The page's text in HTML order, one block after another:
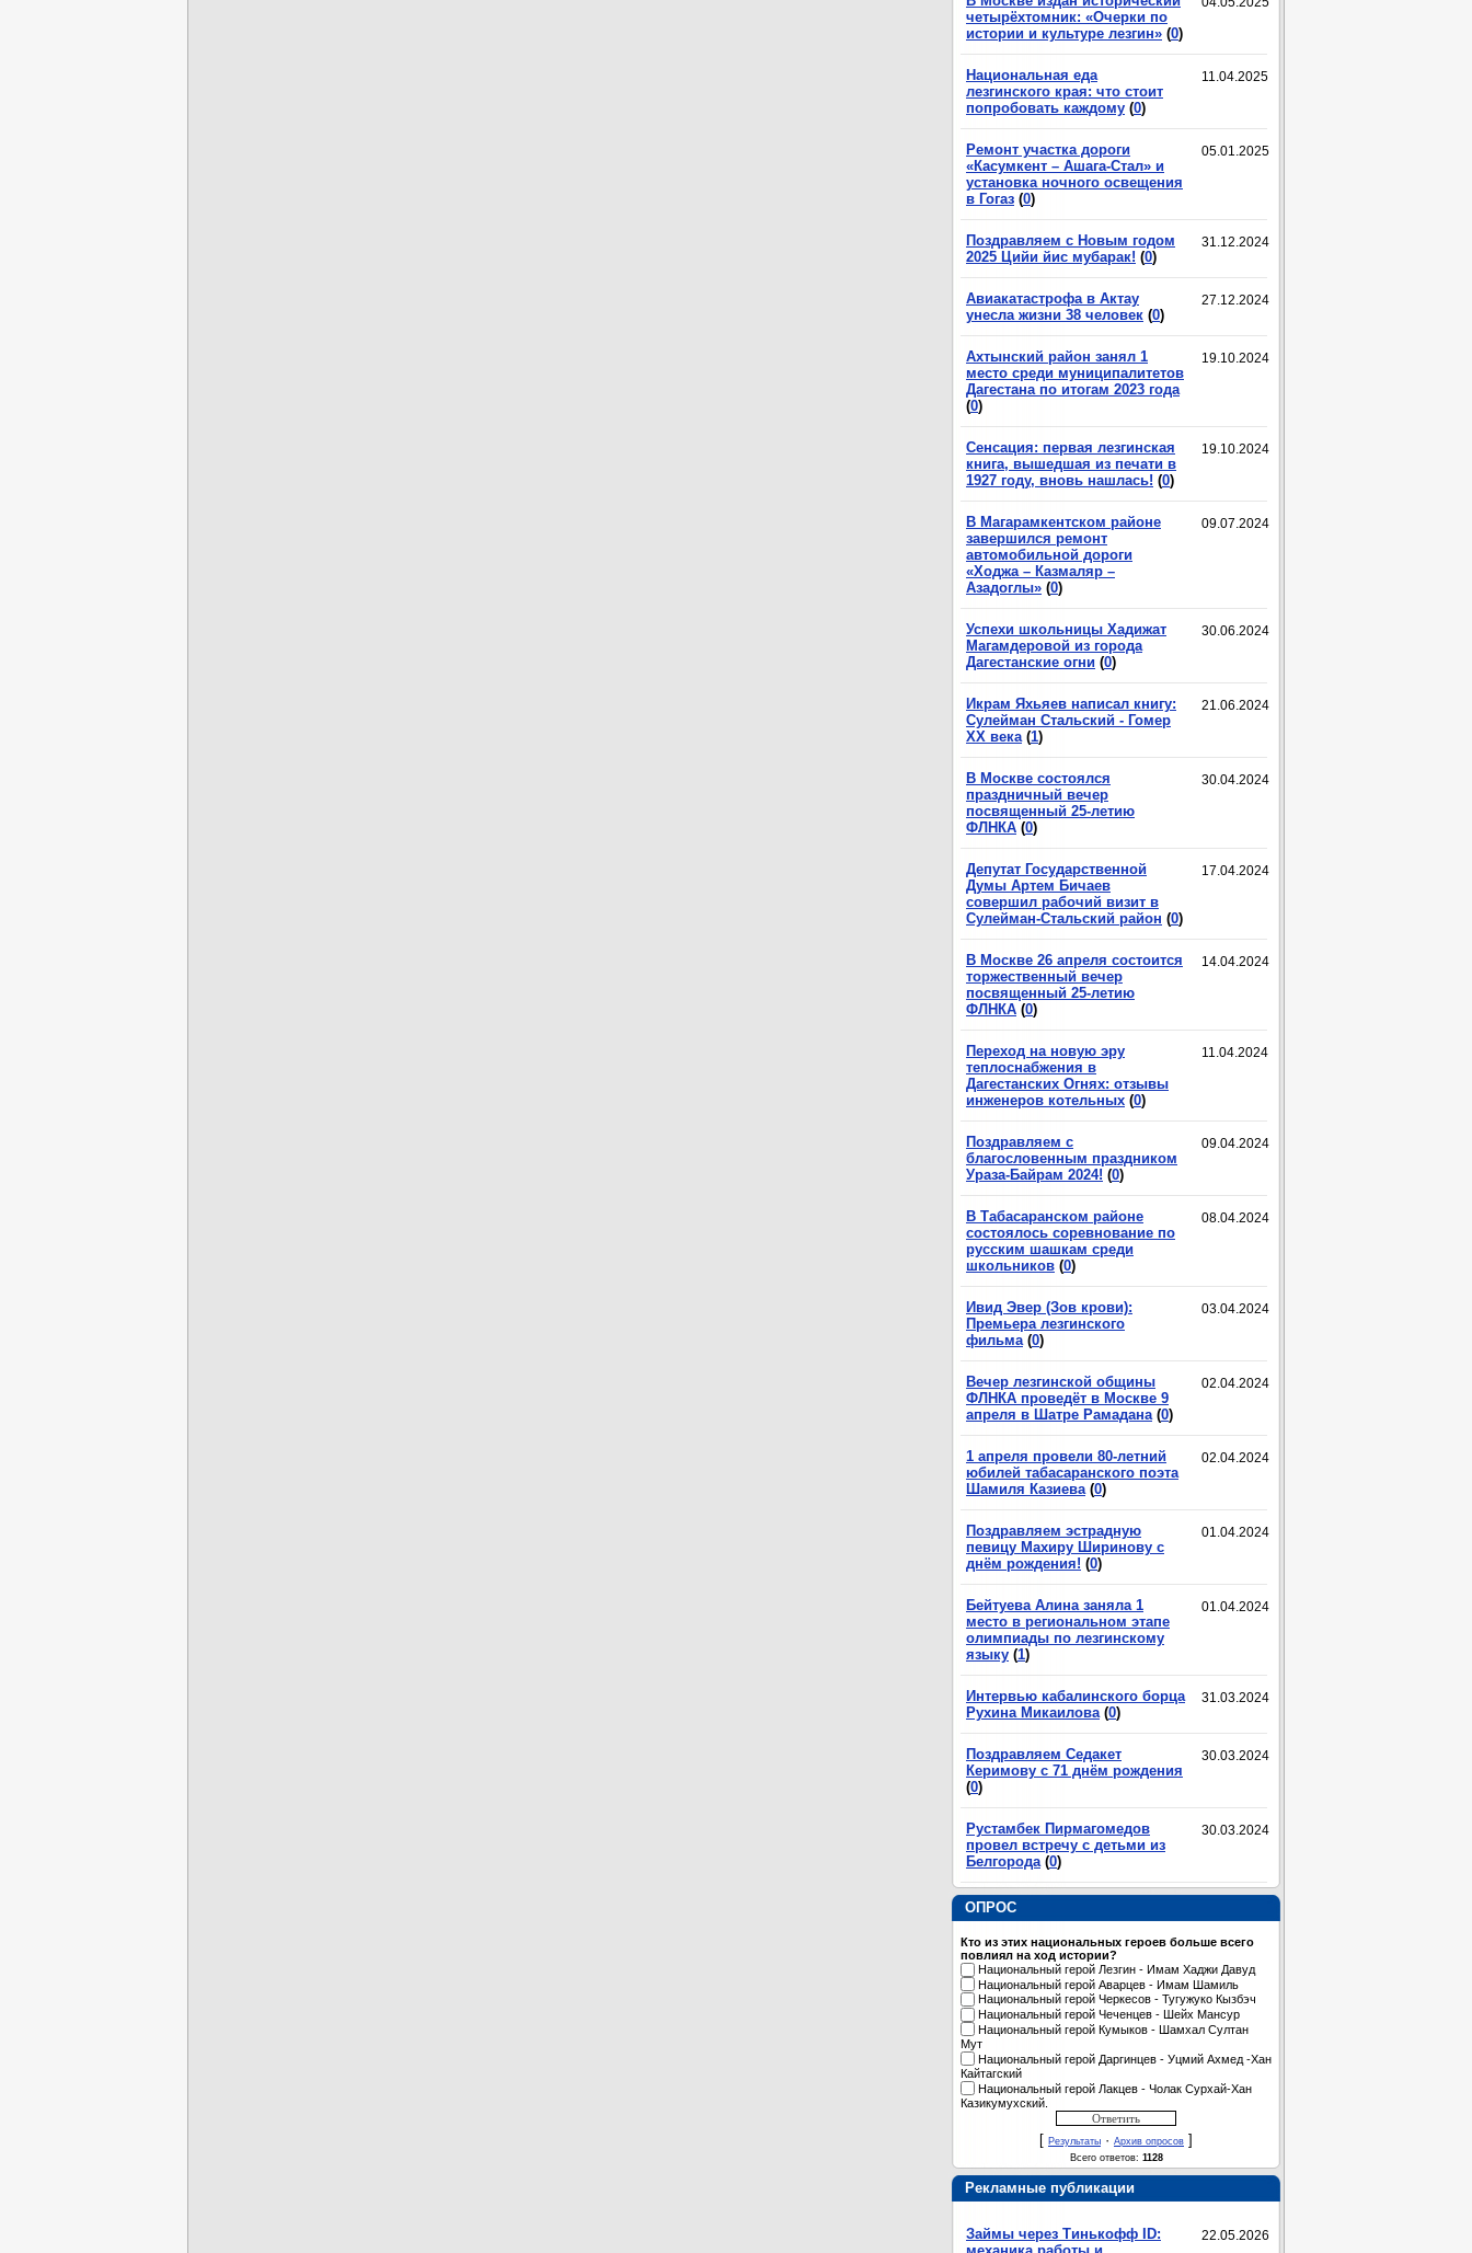
четырёхтомник: «Очерки по
истории и культуре лезгин» (0)
11.04.2025
Национальная еда
лезгинского края: что стоит
попробовать каждому (0)
05.01.2025
Ремонт участка дороги
«Касумкент – Ашага-Стал» и
установка ночного освещения
в Гогаз (0)
31.12.2024
Поздравляем с Новым годом
2025 Цийи йис мубарак! (0)
27.12.2024
Авиакатастрофа в Актау
унесла жизни 38 человек (0)
19.10.2024
Ахтынский район занял 1
место среди муниципалитетов
Дагестана по итогам 2023 года
(0)
19.10.2024
Сенсация: первая лезгинская
книга, вышедшая из печати в
1927 году, вновь нашлась! (0)
09.07.2024
В Магарамкентском районе
завершился ремонт
автомобильной дороги
«Ходжа – Казмаляр –
Азадоглы» (0)
30.06.2024
Успехи школьницы Хадижат
Магамдеровой из города
Дагестанские огни (0)
21.06.2024
Икрам Яхьяев написал книгу:
Сулейман Стальский - Гомер
XX века (1)
30.04.2024
В Москве состоялся
праздничный вечер
посвященный 25-летию
ФЛНКА (0)
17.04.2024
Депутат Государственной
Думы Артем Бичаев
совершил рабочий визит в
Сулейман-Стальский район (0)
14.04.2024
В Москве 26 апреля состоится
торжественный вечер
посвященный 25-летию
ФЛНКА (0)
11.04.2024
Переход на новую эру
теплоснабжения в
Дагестанских Огнях: отзывы
инженеров котельных (0)
09.04.2024
Поздравляем с
благословенным праздником
Ураза-Байрам 2024! (0)
08.04.2024
В Табасаранском районе
состоялось соревнование по
русским шашкам среди
школьников (0)
03.04.2024
Ивид Эвер (Зов крови):
Премьера лезгинского
фильма (0)
02.04.2024
Вечер лезгинской общины
ФЛНКА проведёт в Москве 9
апреля в Шатре Рамадана (0)
02.04.2024
1 апреля провели 80-летний
юбилей табасаранского поэта
Шамиля Казиева (0)
01.04.2024
Поздравляем эстрадную
певицу Махиру Ширинову с
днём рождения! (0)
01.04.2024
Бейтуева Алина заняла 1
место в региональном этапе
олимпиады по лезгинскому
языку (1)
31.03.2024
Интервью кабалинского борца
Рухина Микаилова (0)
30.03.2024
Поздравляем Седакет
Керимову с 71 днём рождения
(0)
30.03.2024
Рустамбек Пирмагомедов
провел встречу с детьми из
Белгорода (0)
ОПРОС
Кто из этих национальных героев больше всего
повлиял на ход истории?
Национальный герой Лезгин - Имам Хаджи Давуд
Национальный герой Аварцев - Имам Шамиль
Национальный герой Черкесов - Тугужуко Кызбэч
Национальный герой Чеченцев - Шейх Мансур
Национальный герой Кумыков - Шамхал Султан
Мут
Национальный герой Даргинцев - Уцмий Ахмед -Хан
Кайтагский
Национальный герой Лакцев - Чолак Сурхай-Хан
Казикумухский.
[ Результаты · Архив опросов ]
Всего ответов: 1128
Рекламные публикации
22.05.2026
Займы через Тинькофф ID: